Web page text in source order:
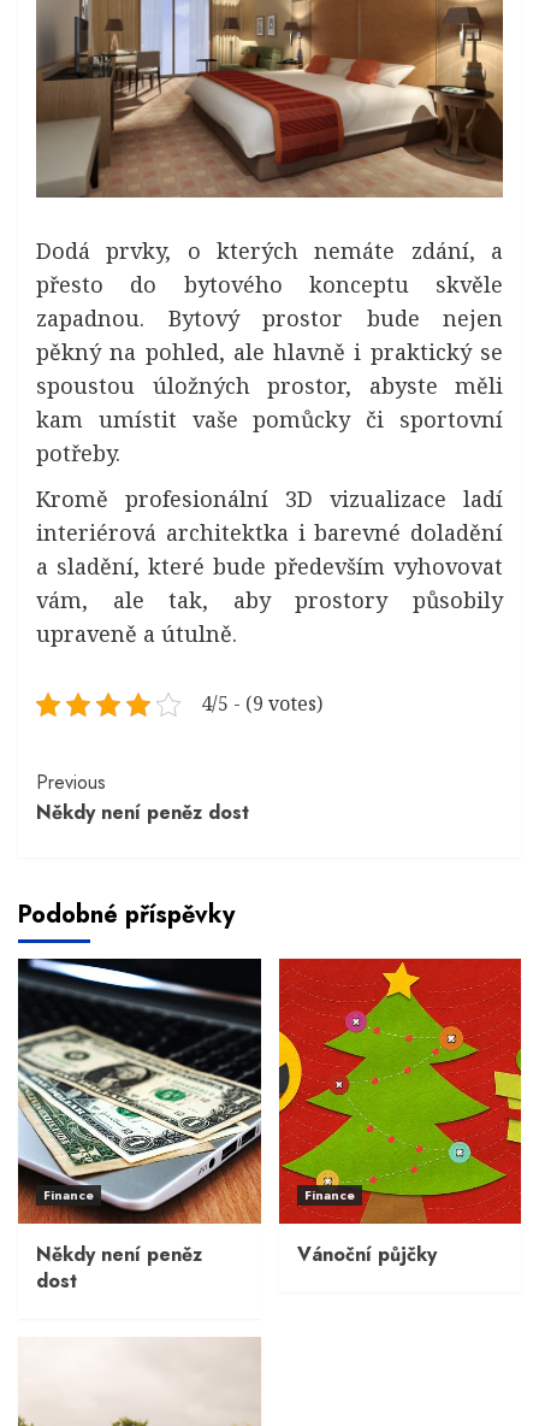
Dodá prvky, o kterých nemáte zdání, a
přesto do bytového konceptu skvěle
zapadnou. Bytový prostor bude nejen
pěkný na pohled, ale hlavně i praktický se
spoustou úložných prostor, abyste měli
kam umístit vaše pomůcky či sportovní
potřeby.
Kromě profesionální 3D vizualizace ladí
interiérová architektka i barevné doladění
a sladění, které bude především vyhovovat
vám, ale tak, aby prostory působily
upraveně a útulně.
4/5 - (9 votes)
Continue
Reading
Previous
Někdy není peněz dost
Podobné příspěvky
Finance
Někdy není peněz
dost
Finance
Vánoční půjčky